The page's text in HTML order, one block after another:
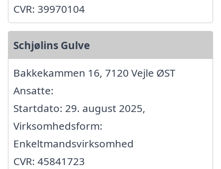
CVR: 39970104
Schjølins Gulve
Bakkekammen 16, 7120 Vejle ØST
Ansatte:
Startdato: 29. august 2025,
Virksomhedsform:
Enkeltmandsvirksomhed
CVR: 45841723